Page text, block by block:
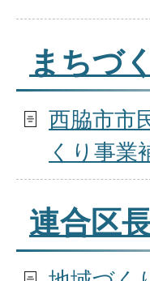
まちづ
西脇市市
くり事業
連合区